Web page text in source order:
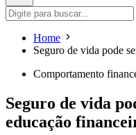
Home
Seguro de vida pode
Comportamento
Seguro de vida
educação